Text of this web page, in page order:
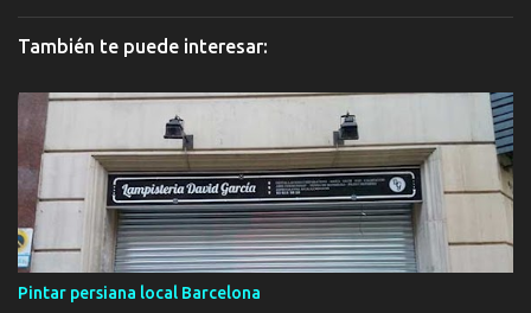
También te puede interesar:
Pintar persiana local Barcelona